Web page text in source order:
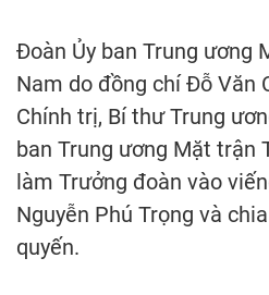
Đoàn Ủy ban Trung ương
Nam do đồng chí Đỗ Văn
Chính trị, Bí thư Trung
ban Trung ương Mặt trận
làm Trưởng đoàn vào
Nguyễn Phú Trọng và
quyến.